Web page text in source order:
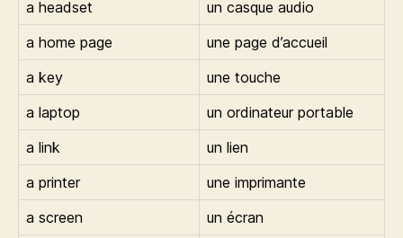
a headset
un casque audio
a home page
une page d’accueil
a key
une touche
a laptop
un ordinateur portable
a link
un lien
a printer
une imprimante
a screen
un écran